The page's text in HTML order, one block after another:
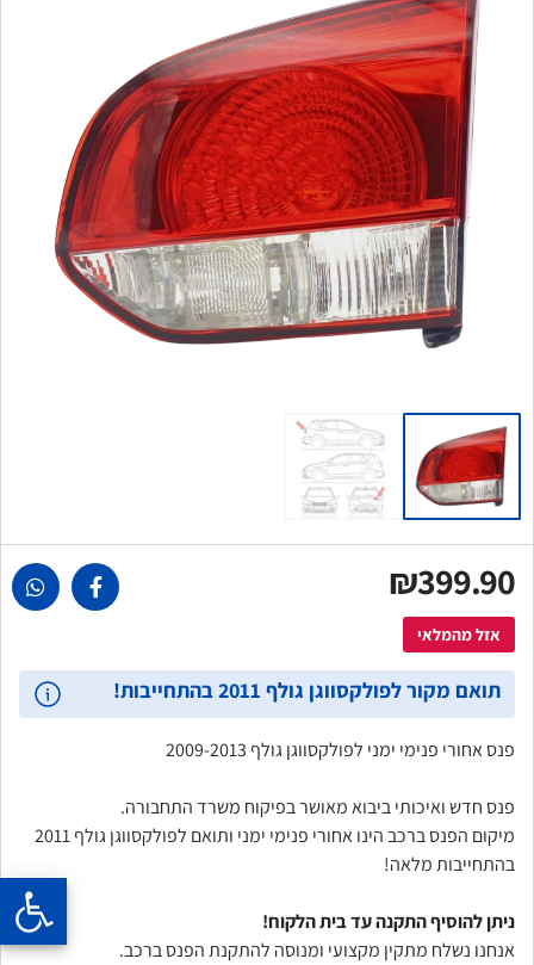
₪399.90
אזל מהמלאי
תואם מקור לפולקסווגן גולף 2011 בהתחייבות!
פנס אחורי פנימי ימני לפולקסווגן גולף 2009-2013
פנס חדש ואיכותי ביבוא מאושר בפיקוח משרד התחבורה.
מיקום הפנס ברכב הינו אחורי פנימי ימני ותואם לפולקסווגן גולף 2011
בהתחייבות מלאה!
ניתן להוסיף התקנה עד בית הלקוח!
אנחנו נשלח מתקין מקצועי ומנוסה להתקנת הפנס ברכב.